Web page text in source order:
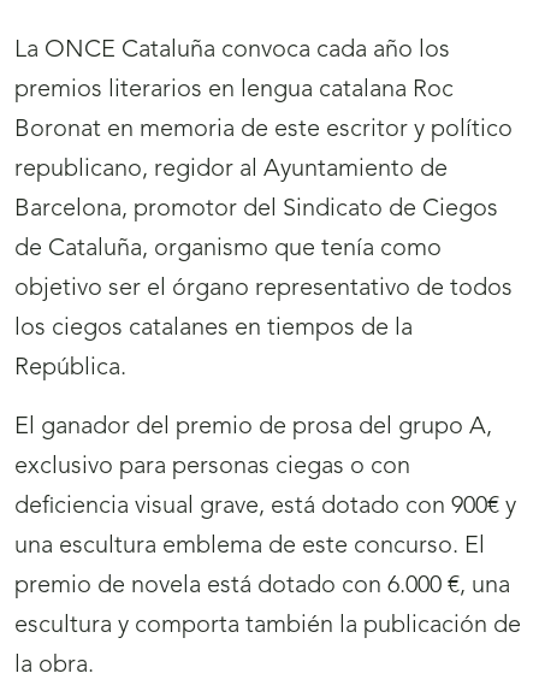
La ONCE Cataluña convoca cada año los
premios literarios en lengua catalana Roc
Boronat en memoria de este escritor y político
republicano, regidor al Ayuntamiento de
Barcelona, promotor del Sindicato de Ciegos
de Cataluña, organismo que tenía como
objetivo ser el órgano representativo de todos
los ciegos catalanes en tiempos de la
República.
El ganador del premio de prosa del grupo A,
exclusivo para personas ciegas o con
deficiencia visual grave, está dotado con 900€ y
una escultura emblema de este concurso. El
premio de novela está dotado con 6.000 €, una
escultura y comporta también la publicación de
la obra.